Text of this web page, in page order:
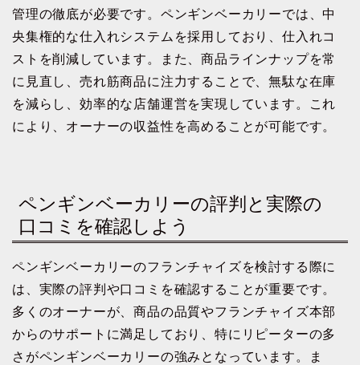
管理の徹底が必要です。ペンギンベーカリーでは、中
央集権的な仕入れシステムを採用しており、仕入れコ
ストを削減しています。また、商品ラインナップを常
に見直し、売れ筋商品に注力することで、無駄な在庫
を減らし、効率的な店舗運営を実現しています。これ
により、オーナーの収益性を高めることが可能です。
ペンギンベーカリーの評判と実際の
口コミを確認しよう
ペンギンベーカリーのフランチャイズを検討する際に
は、実際の評判や口コミを確認することが重要です。
多くのオーナーが、商品の品質やフランチャイズ本部
からのサポートに満足しており、特にリピーターの多
さがペンギンベーカリーの強みとなっています。ま